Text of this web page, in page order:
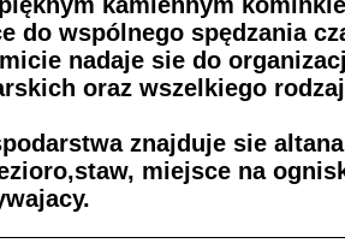
do wspólnego spędzania
nadaje sie do
oraz wszelkiego
znajduje sie
miejsce na